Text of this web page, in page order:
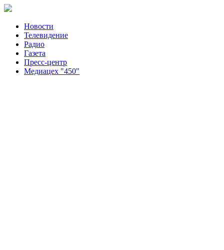
Новости
Телевидение
Радио
Газета
Пресс-центр
Медиацех "450"